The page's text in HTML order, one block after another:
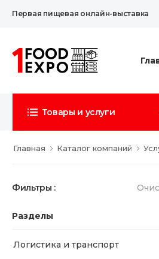
Первая пищевая онлайн-выставка
Товары и услуги
Главная Каталог компаний
Фильтры :
Разделы
Логистика и транспорт